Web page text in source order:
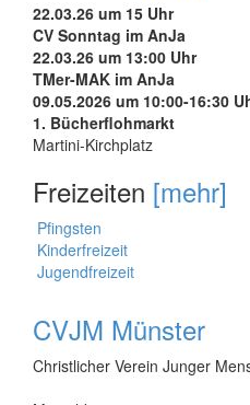
22.03.26 um 15 Uhr
CV Sonntag im AnJa
22.03.26 um 13:00 Uhr
TMer-MAK im AnJa
09.05.2026 um 10:00-16:30
1. Bücherflohmarkt
Martini-Kirchplatz
Freizeiten [mehr]
Pfingsten
Kinderfreizeit
Jugendfreizeit
CVJM Münster
Christlicher Verein Junger